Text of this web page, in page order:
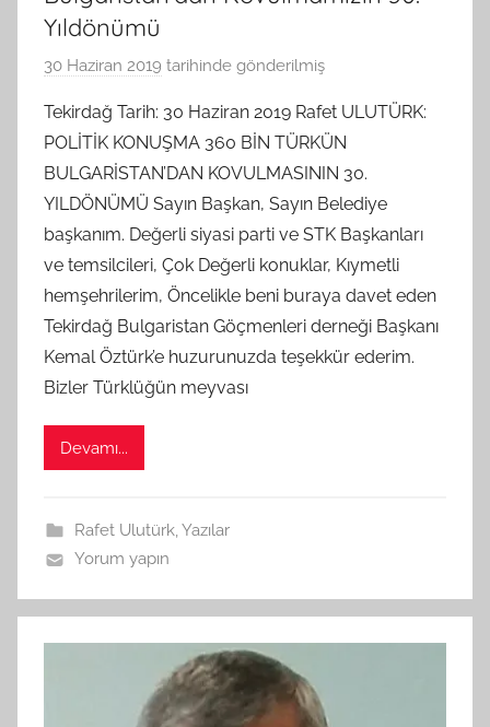
Yıldönümü
30 Haziran 2019 tarihinde gönderilmiş
S
A
M
t
a
r
a
f
ı
Tekirdağ Tarih: 30 Haziran 2019 Rafet ULUTÜRK:
POLİTİK KONUŞMA 360 BİN TÜRKÜN
BULGARİSTAN’DAN KOVULMASININ 30.
YILDÖNÜMÜ Sayın Başkan, Sayın Belediye
başkanım. Değerli siyasi parti ve STK Başkanları
ve temsilcileri, Çok Değerli konuklar, Kıymetli
hemşehrilerim, Öncelikle beni buraya davet eden
Tekirdağ Bulgaristan Göçmenleri derneği Başkanı
Kemal Öztürk’e huzurunuzda teşekkür ederim.
Bizler Türklüğün meyvası
Devamı...
Rafet Ulutürk,Yazılar
Yorum yapın